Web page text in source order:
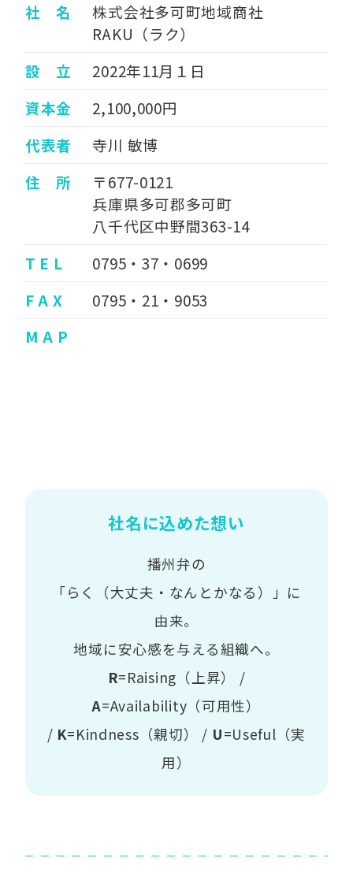
社 名
株式会社多可町地域商社
RAKU（ラク）
設 立
2022年11月１日
資本金
2,100,000円
代表者
寺川 敏博
住 所
〒677-0121
兵庫県多可郡多可町
八千代区中野間363-14
T E L
0795・37・0699
F A X
0795・21・9053
M A P
社名に込めた想い
播州弁の
「らく（大丈夫・なんとかなる）」に
由来。
地域に安心感を与える組織へ。
R=Raising（上昇） /
A=Availability（可用性）
/ K=Kindness（親切） / U=Useful（実
用）